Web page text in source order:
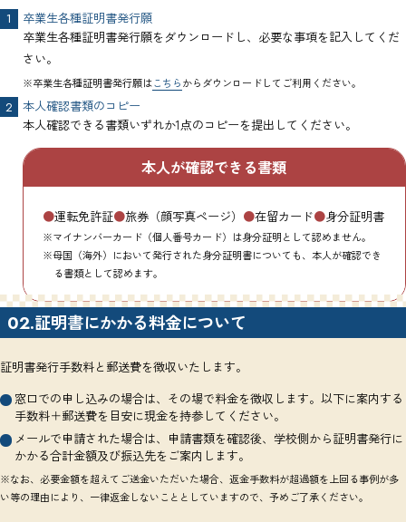
卒業生各種証明書発行願
卒業生各種証明書発行願をダウンロードし、必要な事項を記入してくだ
さい。
※卒業生各種証明書発行願はこちらからダウンロードしてご利用ください。
本人確認書類のコピー
本人確認できる書類いずれか1点のコピーを提出してください。
本人が確認できる書類
●運転免許証●旅券（顔写真ページ） ●在留カード●身分証明書
※マイナンバーカード（個人番号カード）は身分証明として認めません。
※母国（海外）において発行された身分証明書についても、本人が確認でき
る書類として認めます。
02.証明書にかかる料金について
証明書発行手数料と郵送費を徴収いたします。
窓口での申し込みの場合は、その場で料金を徴収します。以下に案内する
手数料＋郵送費を目安に現金を持参してください。
メールで申請された場合は、申請書類を確認後、学校側から証明書発行に
かかる合計金額及び振込先をご案内します。
※なお、必要金額を超えてご送金いただいた場合、返金手数料が超過額を上回る事例が多
い等の理由により、一律返金しないこととしていますので、予めご了承ください。